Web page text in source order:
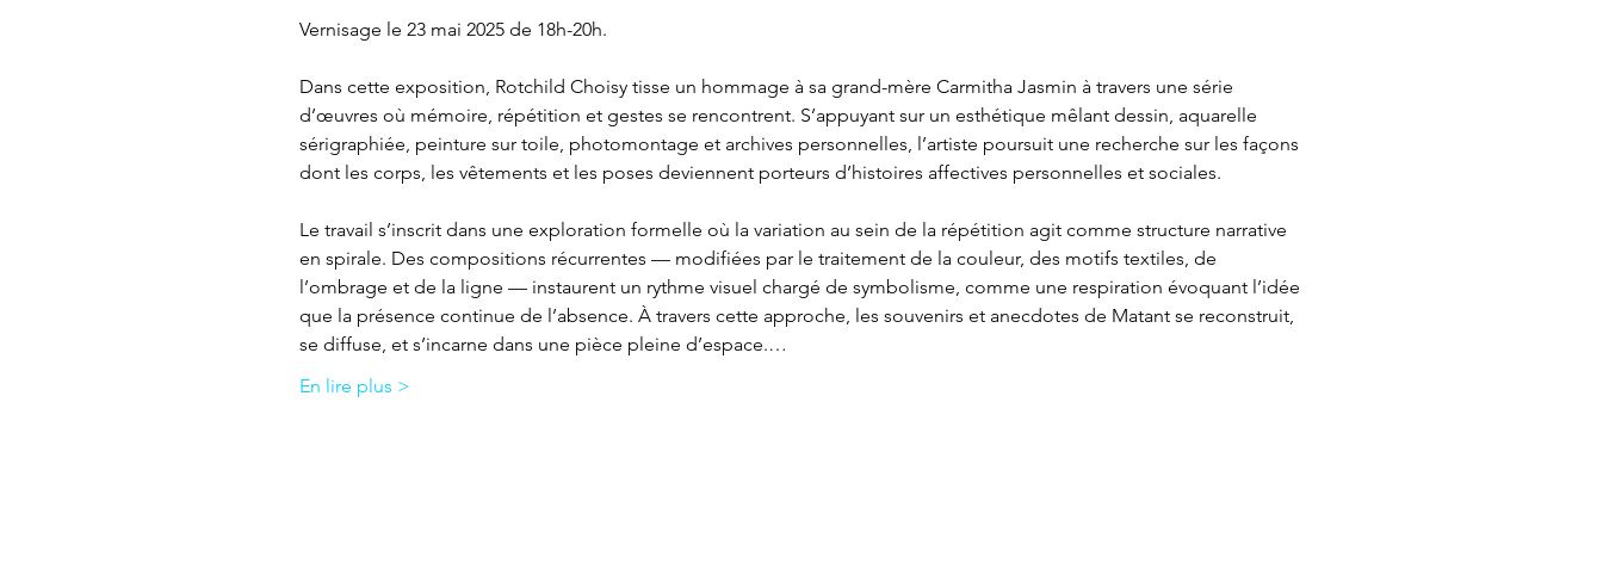
Vernisage le 23 mai 2025 de 18h-20h.
Dans cette exposition, Rotchild Choisy tisse un hommage à sa grand-mère Carmitha Jasmin à travers une série
d’œuvres où mémoire, répétition et gestes se rencontrent. S’appuyant sur un esthétique mêlant dessin, aquarelle
sérigraphiée, peinture sur toile, photomontage et archives personnelles, l’artiste poursuit une recherche sur les façons
dont les corps, les vêtements et les poses deviennent porteurs d’histoires affectives personnelles et sociales.
Le travail s’inscrit dans une exploration formelle où la variation au sein de la répétition agit comme structure narrative
en spirale. Des compositions récurrentes — modifiées par le traitement de la couleur, des motifs textiles, de
l’ombrage et de la ligne — instaurent un rythme visuel chargé de symbolisme, comme une respiration évoquant l’idée
que la présence continue de l’absence. À travers cette approche, les souvenirs et anecdotes de Matant se reconstruit,
se diffuse, et s’incarne dans une pièce pleine d’espace.…
En lire plus >